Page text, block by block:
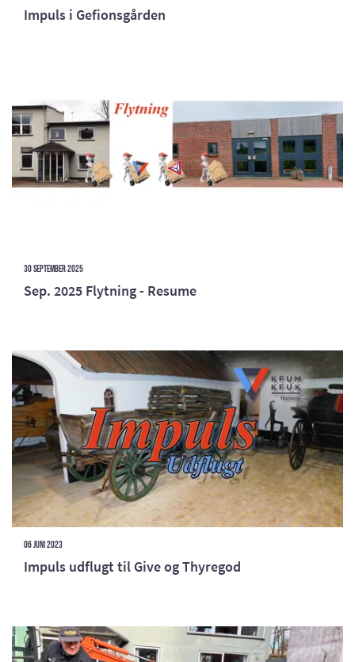
Impuls i Gefionsgården
30 september 2025
Sep. 2025 Flytning - Resume
06 juni 2023
Impuls udflugt til Give og Thyregod